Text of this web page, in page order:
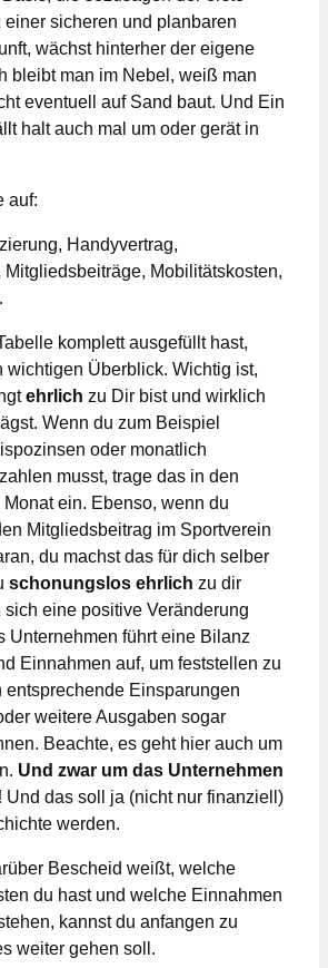
einer sicheren und planbaren
wächst hinterher der eigene
bleibt man im Nebel, weiß man
eventuell auf Sand baut. Und Ein
halt auch mal um oder gerät in
auf:
Handyvertrag,
Mobilitätskosten,
komplett ausgefüllt hast,
wichtigen Überblick. Wichtig ist,
ehrlich zu Dir bist und wirklich
Wenn du zum Beispiel
oder monatlich
musst, trage das in den
ein. Ebenso, wenn du
Mitgliedsbeitrag im Sportverein
du machst das für dich selber
schonungslos ehrlich zu dir
eine positive Veränderung
Unternehmen führt eine Bilanz
Einnahmen auf, um feststellen zu
entsprechende Einsparungen
weitere Ausgaben sogar
Beachte, es geht hier auch um
Und zwar um das Unternehmen
Und das soll ja (nicht nur finanziell)
werden.
Bescheid weißt, welche
du hast und welche Einnahmen
kannst du anfangen zu
weiter gehen soll.